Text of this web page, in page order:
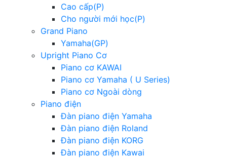
Cao cấp(P)
Cho người mới học(P)
Grand Piano
Yamaha(GP)
Upright Piano Cơ
Piano cơ KAWAI
Piano cơ Yamaha ( U Series)
Piano cơ Ngoài dòng
Piano điện
Đàn piano điện Yamaha
Đàn piano điện Roland
Đàn piano điện KORG
Đàn piano điện Kawai